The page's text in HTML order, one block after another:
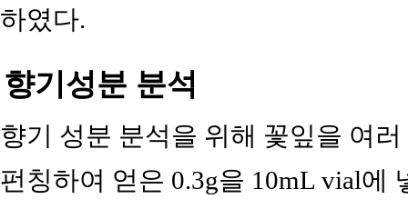
하였다.
향기성분 분석
향기 성분 분석을 위해 꽃잎을 여
펀칭하여 얻은 0.3g을 10mL vial에